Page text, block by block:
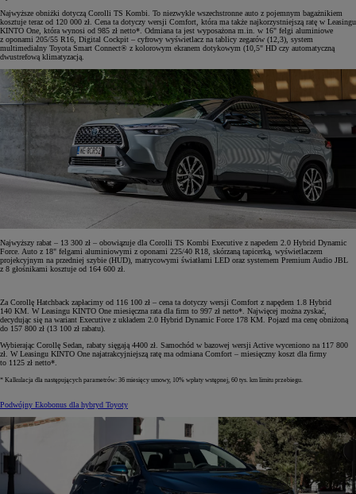
Najwyższe obniżki dotyczą Corolli TS Kombi. To niezwykle wszechstronne auto z pojemnym bagażnikiem
kosztuje teraz od 120 000 zł. Cena ta dotyczy wersji Comfort, która ma także najkorzystniejszą ratę w Leasingu
KINTO One, która wynosi od 985 zł netto*. Odmiana ta jest wyposażona m.in. w 16" felgi aluminiowe
z oponami 205/55 R16, Digital Cockpit – cyfrowy wyświetlacz na tablicy zegarów (12,3), system
multimedialny Toyota Smart Connect® z kolorowym ekranem dotykowym (10,5" HD czy automatyczną
dwustrefową klimatyzacją.
Najwyższy rabat – 13 300 zł – obowiązuje dla Corolli TS Kombi Executive z napedem 2.0 Hybrid Dynamic
Force. Auto z 18" felgami aluminiowymi z oponami 225/40 R18, skórzaną tapicerką, wyświetlaczem
projekcyjnym na przedniej szybie (HUD), matrycowymi światłami LED oraz systemem Premium Audio JBL
z 8 głośnikami kosztuje od 164 600 zł.
Za Corollę Hatchback zapłacimy od 116 100 zł – cena ta dotyczy wersji Comfort z napędem 1.8 Hybrid
140 KM. W Leasingu KINTO One miesięczna rata dla firm to 997 zł netto*. Najwięcej można zyskać,
decydując się na wariant Executive z układem 2.0 Hybrid Dynamic Force 178 KM. Pojazd ma cenę obniżoną
do 157 800 zł (13 100 zł rabatu).
Wybierając Corollę Sedan, rabaty sięgają 4400 zł. Samochód w bazowej wersji Active wyceniono na 117 800
zł. W Leasingu KINTO One najatrakcyjniejszą ratę ma odmiana Comfort – miesięczny koszt dla firmy
to 1125 zł netto*.
* Kalkulacja dla następujących parametrów: 36 miesięcy umowy, 10% wpłaty wstępnej, 60 tys. km limitu przebiegu.
Podwójny Ekobonus dla hybryd Toyoty